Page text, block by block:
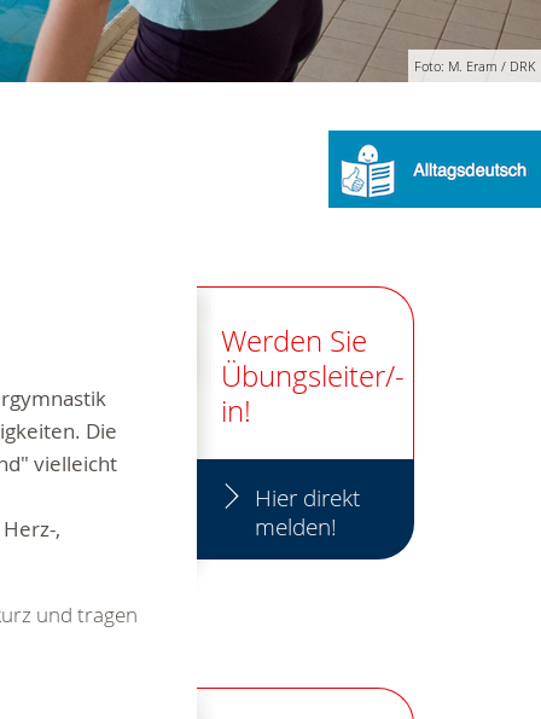
Foto: M. Eram / DRK
Werden Sie
Übungsleiter/-
in!
Hier direkt
melden!
Die
vielleicht
,
und tragen